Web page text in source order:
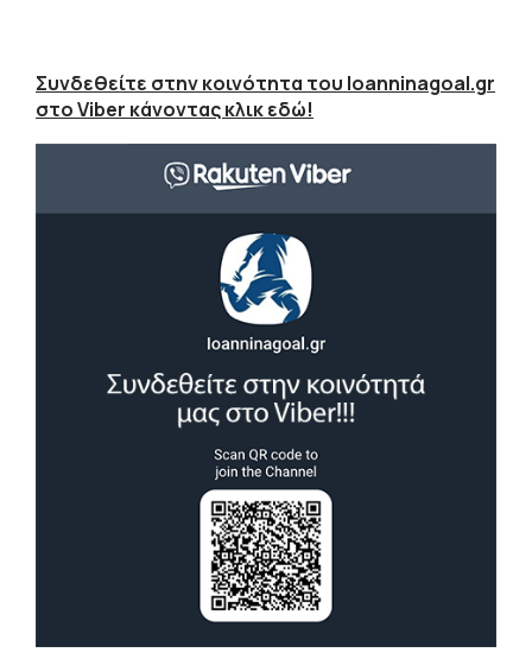
Συνδεθείτε στην κοινότητα του Ioanninagoal.gr
στο Viber κάνοντας κλικ εδώ!